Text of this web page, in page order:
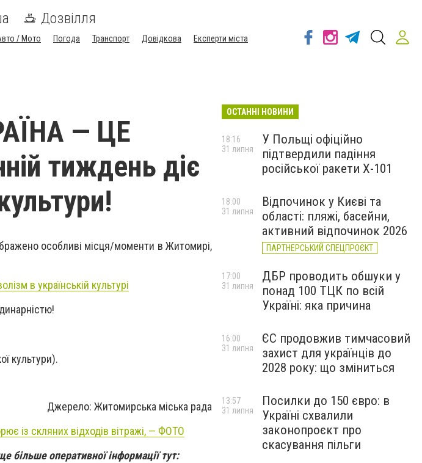
Дозвілля
/ Мото Погода Транспорт Довідкова
Експерти міста
— ЦЕ
тиждень діє
особливі місця/моменти в Житомирі,
в українській культурі
культури).
Джерело: Житомирська міська рада
із скляних відходів вітражі, — ФОТО
більше оперативної інформації тут:
ОСТАННІ НОВИНИ
У Польщі офіційно
підтвердили падіння
російської ракети Х-101
18:16
31 липня
Відпочинок у Києві та
області: пляжі, басейни,
активний відпочинок 2026
ПАРТНЕРСЬКИЙ СПЕЦПРОЄКТ
18:00
31 липня
ДБР проводить обшуки у
понад 100 ТЦК по всій
Україні: яка причина
17:00
31 липня
ЄС продовжив тимчасовий
захист для українців до
2028 року: що зміниться
16:00
31 липня
Посилки до 150 євро: в
Україні схвалили
законопроєкт про
скасування пільги
13:57
31 липня